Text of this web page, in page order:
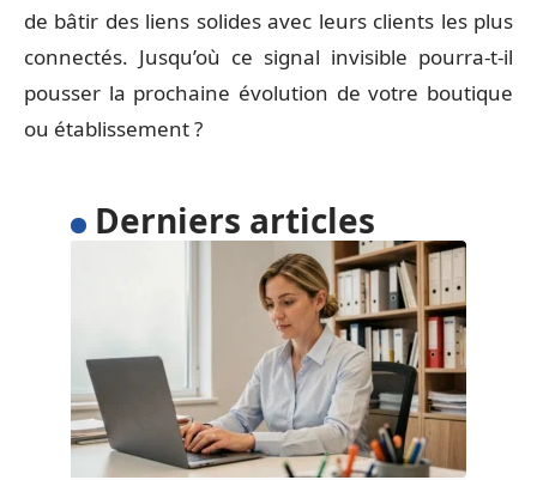
de bâtir des liens solides avec leurs clients les plus
connectés. Jusqu’où ce signal invisible pourra-t-il
pousser la prochaine évolution de votre boutique
ou établissement ?
Derniers articles